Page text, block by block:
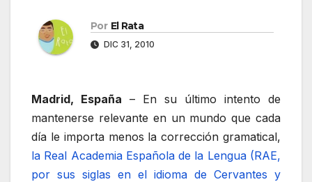
Por El Rata
DIC 31, 2010
Madrid, España – En su último intento de
mantenerse relevante en un mundo que cada
día le importa menos la corrección gramatical,
la Real Academia Española de la Lengua (RAE,
por sus siglas en el idioma de Cervantes y